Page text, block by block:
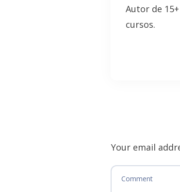
Autor de
cursos.
Your email